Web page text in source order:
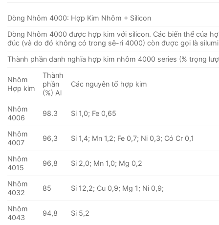
Dòng Nhôm 4000: Hợp Kim Nhôm + Silicon
Dòng Nhôm 4000 được hợp kim với silicon. Các biến thể của
đúc (và do đó không có trong sê-ri 4000) còn được gọi là
Thành phần danh nghĩa hợp kim nhôm 4000 series (% trọng
Nhôm
Hợp kim
Thành
phần
(%) Al
Các nguyên tố hợp kim
Nhôm
4006
98.3 Si 1,0; Fe 0,65
Nhôm
4007
96,3 Si 1,4; Mn 1,2; Fe 0,7; Ni 0,3; Có Cr 0,1
Nhôm
4015
96,8 Si 2,0; Mn 1,0; Mg 0,2
Nhôm
4032
85 Si 12,2; Cu 0,9; Mg 1; Ni 0,9;
Nhôm
4043
94,8 Si 5,2